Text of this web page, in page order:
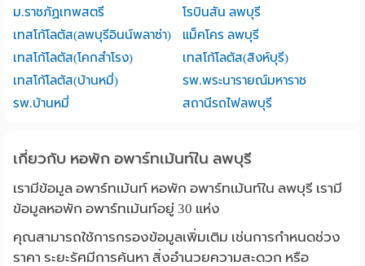
ม.ราชภัฏเทพสตรี
โรบินสัน ลพบุรี
เทสโก้โลตัส(ลพบุรีอินน์พลาซ่า)
แม็คโคร ลพบุรี
เทสโก้โลตัส(โคกสำโรง)
เทสโก้โลตัส(สิงห์บุรี)
เทสโก้โลตัส(บ้านหมี่)
รพ.พระนารายณ์มหาราช
รพ.บ้านหมี่
สถานีรถไฟลพบุรี
เกี่ยวกับ หอพัก อพาร์ทเม้นท์ใน ลพบุรี
เรามีข้อมูล อพาร์ทเม้นท์ หอพัก อพาร์ทเม้นท์ใน ลพบุรี เรามี
ข้อมูลหอพัก อพาร์ทเม้นท์อยู่ 30 แห่ง
คุณสามารถใช้การกรองข้อมูลเพิ่มเติม เช่นการกำหนดช่วง
ราคา ระยะรัศมีการค้นหา สิ่งอำนวยความสะดวก หรือ